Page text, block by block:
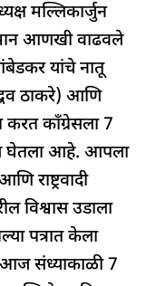
मल्लिकार्जुन
आणखी वाढवले
यांचे नातू
ठाकरे) आणि
करत काँग्रेसला 7
घेतला आहे. आपला
राष्ट्रवादी
विश्वास उडाला
पत्रात केला
संध्याकाळी 7